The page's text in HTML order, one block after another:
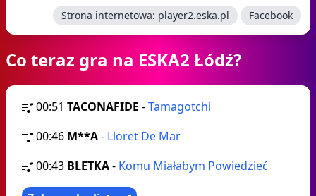
Strona internetowa: player2.eska.pl Facebook
Co teraz gra na ESKA2 Łódź?
00:51 TACONAFIDE -Tamagotchi
00:46 M**A- Lloret De Mar
00:43 BLETKA- Komu Miałabym Powiedzieć